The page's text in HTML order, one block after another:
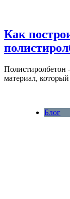
Как
материал,
Блог